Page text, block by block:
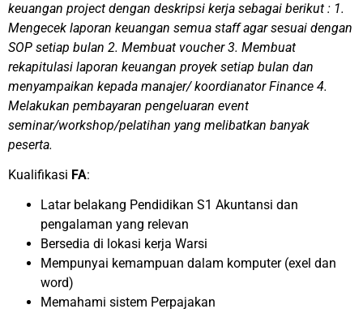
keuangan project dengan deskripsi kerja sebagai berikut : 1.
Mengecek laporan keuangan semua staff agar sesuai dengan
SOP setiap bulan 2. Membuat voucher 3. Membuat
rekapitulasi laporan keuangan proyek setiap bulan dan
menyampaikan kepada manajer/ koordianator Finance 4.
Melakukan pembayaran pengeluaran event
seminar/workshop/pelatihan yang melibatkan banyak
peserta.
Kualifikasi FA:
Latar belakang Pendidikan S1 Akuntansi dan
pengalaman yang relevan
Bersedia di lokasi kerja Warsi
Mempunyai kemampuan dalam komputer (exel dan
word)
Memahami sistem Perpajakan